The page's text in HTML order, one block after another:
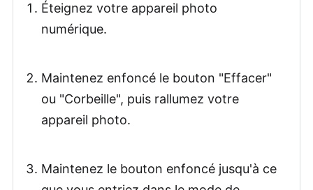
Éteignez votre appareil photo
numérique.
Maintenez enfoncé le bouton "Effacer"
ou "Corbeille", puis rallumez votre
appareil photo.
Maintenez le bouton enfoncé jusqu'à ce